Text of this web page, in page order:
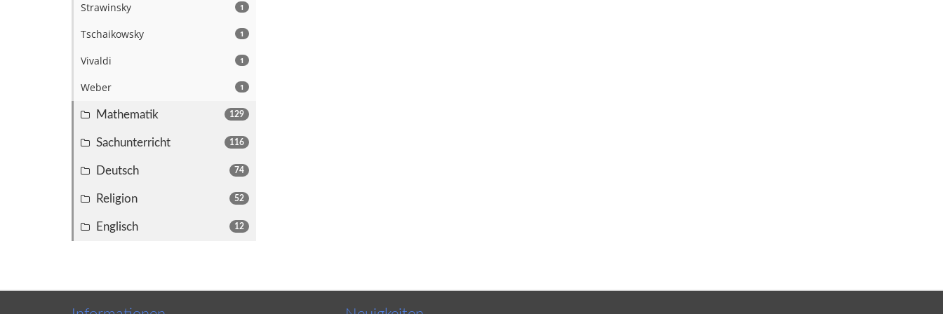
1
Strawinsky
1
Tschaikowsky
1
Vivaldi
1
Weber
129
Mathematik
116
Sachunterricht
74
Deutsch
52
Religion
12
Englisch